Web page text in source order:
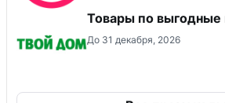
Товары по выгодные
До 31 декабря, 2026